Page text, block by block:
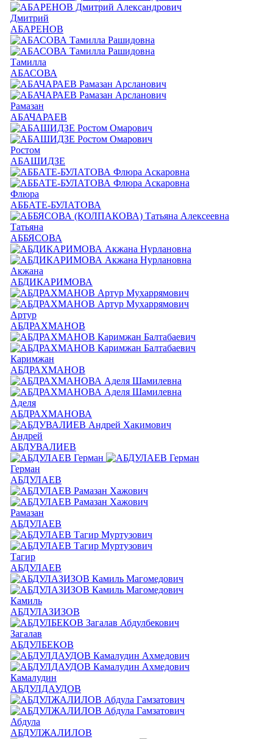
Дмитрий
АБАРЕНОВ
Тамилла
АБАСОВА
Рамазан
АБАЧАРАЕВ
Ростом
АБАШИДЗЕ
Флюра
АББАТЕ-БУЛАТОВА
Татьяна
АББЯСОВА
Акжана
АБДИКАРИМОВА
Артур
АБДРАХМАНОВ
Каримжан
АБДРАХМАНОВ
Аделя
АБДРАХМАНОВА
Андрей
АБДУВАЛИЕВ
Герман
АБДУЛАЕВ
Рамазан
АБДУЛАЕВ
Тагир
АБДУЛАЕВ
Камиль
АБДУЛАЗИЗОВ
Загалав
АБДУЛБЕКОВ
Камалудин
АБДУЛДАУДОВ
Абдула
АБДУЛЖАЛИЛОВ